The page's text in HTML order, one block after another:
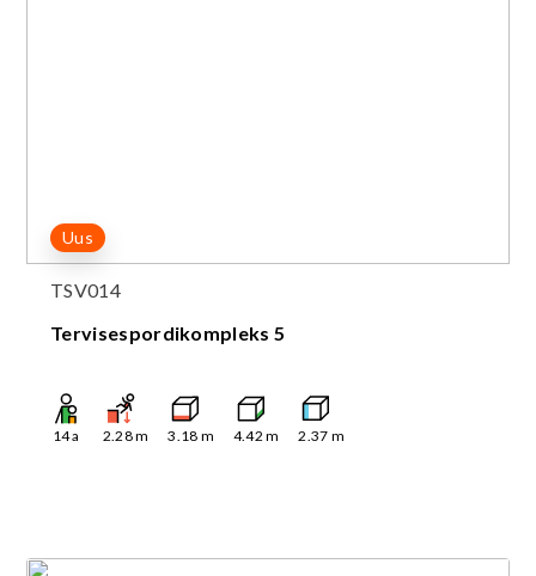
Uus
TSV014
Tervisespordikompleks 5
14a 2.28m 3.18 m 4.42 m 2.37 m